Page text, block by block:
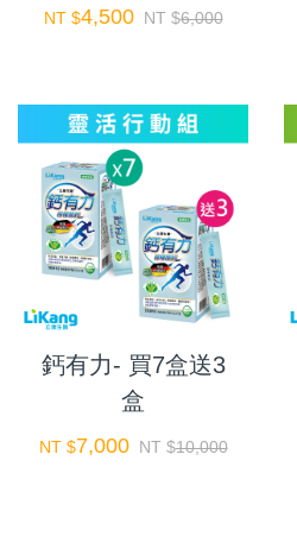
NT $4,500 NT $6,000
鈣有力- 買7盒送3
盒
NT $7,000 NT $10,000